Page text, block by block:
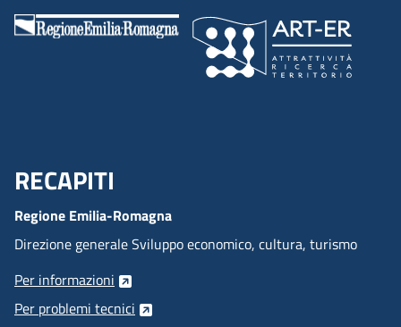
Menu Footer
RECAPITI
Regione Emilia-Romagna
Direzione generale Sviluppo economico, cultura, turismo
Per informazioni
Per problemi tecnici